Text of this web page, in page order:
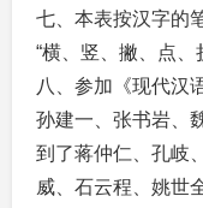
七、本表按汉字的
“横、竖、撇、点、
八、参加《现代汉
孙建一、张书岩、
到了蒋仲仁、孔岐
威、石云程、姚世